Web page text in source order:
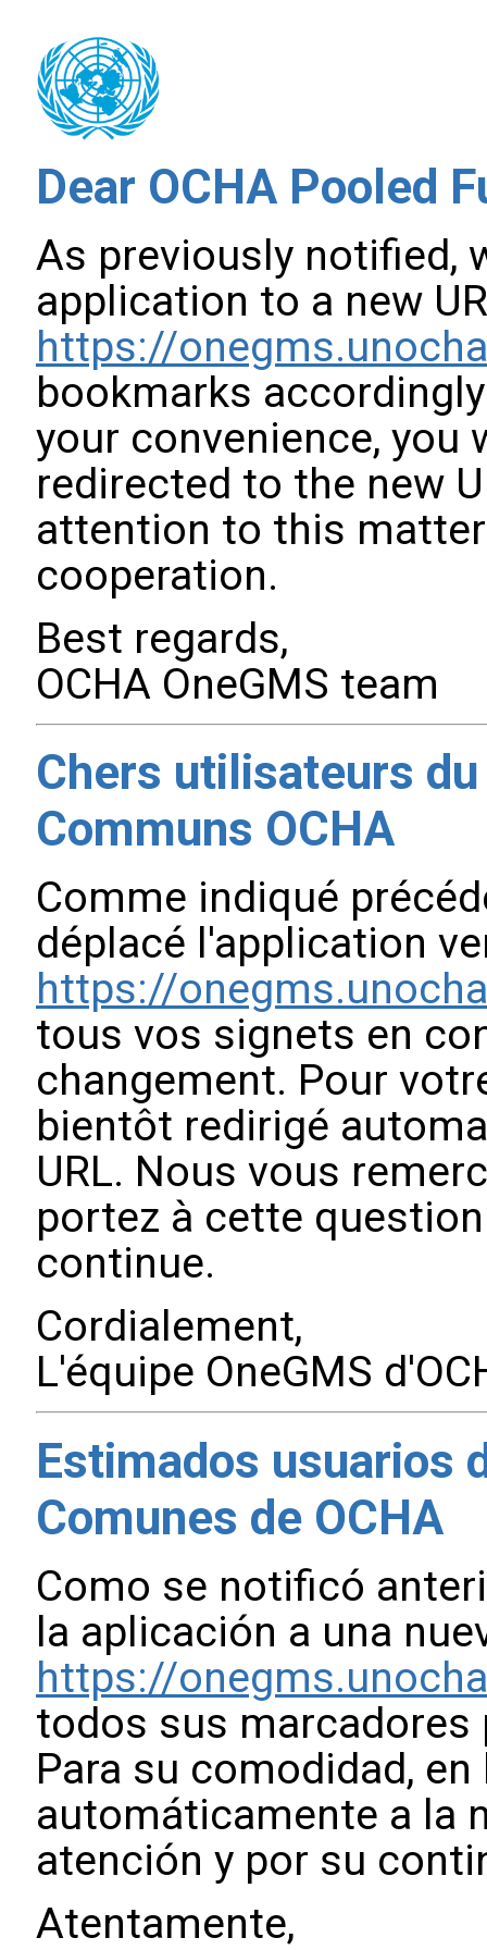
Dear OCHA Pooled
As previously notified,
application to a new
https://
bookmarks
your convenience,
redirected to the new
attention to this
cooperation.
Best regards,
OCHA OneGMS team
Chers utilisateurs
Communs OCHA
Comme indiqué
déplacé l'application
https://
tous vos signets en
changement. Pour
bientôt redirigé
URL. Nous vous
portez à cette
continue.
Cordialement,
L'équipe OneGMS
Estimados usuarios
Comunes de OCHA
Como se notificó
la aplicación a una
https://
todos sus marcadores
Para su comodidad,
automáticamente a la
atención y por su
Atentamente,